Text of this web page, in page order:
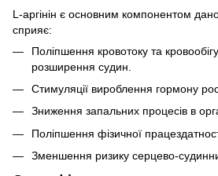
L-аргінін є основним компонентом
сприяє:
Поліпшення кровотоку та
розширення судин.
Стимуляції вироблення гормону
Зниження запальних процесів в
Поліпшення фізичної
Зменшення ризику серцево-